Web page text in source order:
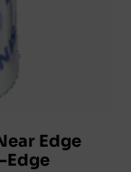
Edge
Edge